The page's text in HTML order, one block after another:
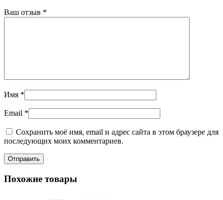
Ваш отзыв *
Имя *
Email *
Сохранить моё имя, email и адрес сайта в этом браузере для
последующих моих комментариев.
Похожие товары